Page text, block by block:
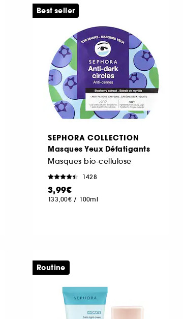
SEPHORA COLLECTION
Masques Yeux Défatigants
Masques bio-cellulose
1428
3,99€
133,00€ / 100ml
Best seller
Routine